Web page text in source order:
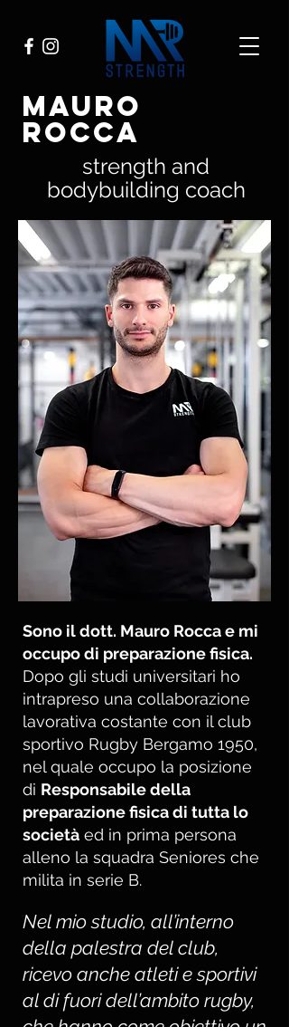
MAURO
ROCCA
strength and
bodybuilding coach
Sono il dott. Mauro Rocca e mi
occupo di preparazione fisica.
Dopo gli studi universitari ho
intrapreso una collaborazione
lavorativa costante con il club
sportivo Rugby Bergamo 1950,
nel quale occupo la posizione
di Responsabile della
preparazione fisica di tutta lo
società ed in prima persona
alleno la squadra Seniores che
milita in serie B.
Nel mio studio, all’interno
della palestra del club,
ricevo anche atleti e sportivi
al di fuori dell’ambito rugby,